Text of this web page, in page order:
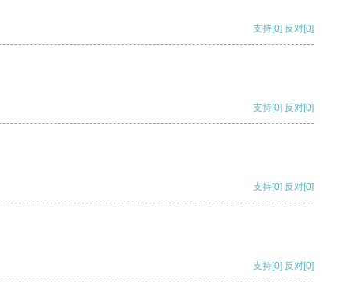
支持[0] 反对[0]
支持[0] 反对[0]
支持[0] 反对[0]
支持[0] 反对[0]